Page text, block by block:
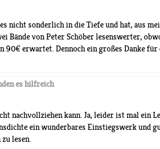
nicht sonderlich in die Tiefe und hat, aus
von Peter Schöber lesenswerter,
90€ erwartet. Dennoch ein großes Danke
es hilfreich
nachvollziehen kann. Ja, leider ist mal ein
ein wunderbares Einstiegswerk und
lesen.